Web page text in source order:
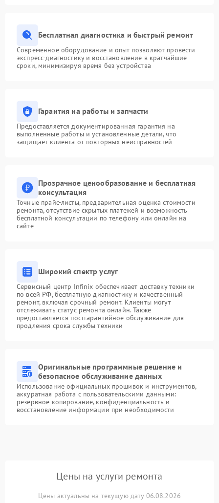
Бесплатная диагностика и быстрый ремонт
Современное оборудование и опыт позволяют провести
экспресс-диагностику и восстановление в кратчайшие
сроки, минимизируя время без устройства
Гарантия на работы и запчасти
Предоставляется документированная гарантия на
выполненные работы и установленные детали, что
защищает клиента от повторных неисправностей
Прозрачное ценообразование и бесплатная
консультация
Точные прайс-листы, предварительная оценка стоимости
ремонта, отсутствие скрытых платежей и возможность
бесплатной консультации по телефону или онлайн на
сайте
Широкий спектр услуг
Сервисный центр Infinix обеспечивает доставку техники
по всей РФ, бесплатную диагностику и качественный
ремонт, включая срочный ремонт. Клиенты могут
отслеживать статус ремонта онлайн. Также
предоставляется постгарантийное обслуживание для
продления срока службы техники
Оригинальные программные решение и
безопасное обслуживание данных
Использование официальных прошивок и инструментов,
аккуратная работа с пользовательскими данными:
резервное копирование, конфиденциальность и
восстановление информации при необходимости
Цены на услуги ремонта
Цены актуальны на текущую дату 06.08.2026